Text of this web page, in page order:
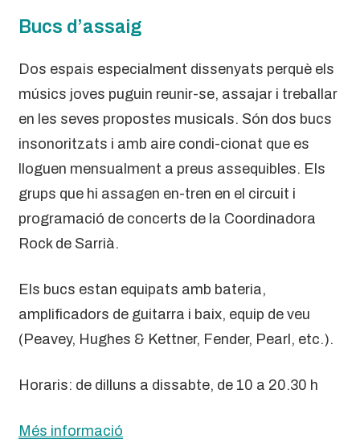
Bucs d’assaig
Dos espais especialment dissenyats perquè els
músics joves puguin reunir-se, assajar i treballar
en les seves propostes musicals. Són dos bucs
insonoritzats i amb aire condi-cionat que es
lloguen mensualment a preus assequibles. Els
grups que hi assagen en-tren en el circuit i
programació de concerts de la Coordinadora
Rock de Sarrià.
Els bucs estan equipats amb bateria,
amplificadors de guitarra i baix, equip de veu
(Peavey, Hughes & Kettner, Fender, Pearl, etc.).
Horaris: de dilluns a dissabte, de 10 a 20.30 h
Més informació